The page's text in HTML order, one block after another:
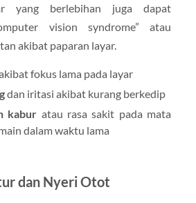
yang berlebihan juga dapat
vision syndrome” atau
akibat paparan layar.
fokus lama pada layar
dan iritasi akibat kurang berkedip
kabur atau rasa sakit pada mata
dalam waktu lama
dan Nyeri Otot